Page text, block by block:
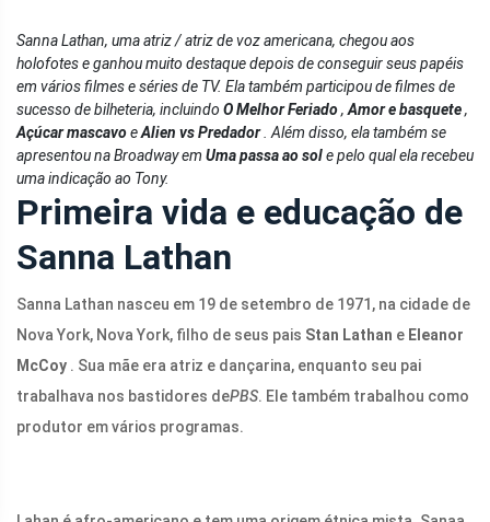
Sanna Lathan, uma atriz / atriz de voz americana, chegou aos
holofotes e ganhou muito destaque depois de conseguir seus papéis
em vários filmes e séries de TV. Ela também participou de filmes de
sucesso de bilheteria, incluindo O Melhor Feriado, Amor e basquete,
Açúcar mascavoeAlien vs Predador . Além disso, ela também se
apresentou na Broadway em Uma passa ao sole pelo qual ela recebeu
uma indicação ao Tony.
Primeira vida e educação de
Sanna Lathan
Sanna Lathan nasceu em 19 de setembro de 1971, na cidade de
Nova York, Nova York, filho de seus pais Stan Lathan e Eleanor
McCoy . Sua mãe era atriz e dançarina, enquanto seu pai
trabalhava nos bastidores dePBS. Ele também trabalhou como
produtor em vários programas.